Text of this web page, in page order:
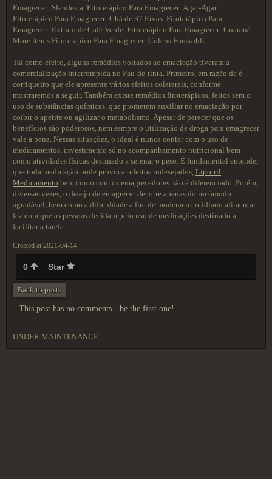
Emagrecer: Slendesta. Fitoterápico Para Emagrecer: Agar-Agar.
Fitoterápico Para Emagrecer: Chá de 37 Ervas. Fitoterápico Para
Emagrecer: Extrato de Café Verde. Fitoterápico Para Emagrecer: Guaraná
More items Fitoterápico Para Emagrecer: Coleus Forskohli.
Tal como efeito, alguns remédios voltados ao emaciação tiveram a
comercialização interrompida no Pau-de-tinta. Primeiro, em razão de é
corriqueiro que ele apresente vários efeitos colaterais, conforme
mostraremos a seguir. Também existe remédios fitoterápicos, feitos sem o
uso de substâncias químicas, que prometem auxiliar no emaciação por
coibir o apetite ou agilizar o metabolismo. Apesar de parecer que os
benefícios são poderosos, nem sempre o utilização de droga para emagrecer
vale a pena. Nessas situações, o ideal é nunca contar com o uso de
medicamentos, investimento só no acompanhamento nutricional bem
como atividades físicas destinado a serenar o peso. É fundamental entender
que toda medicação pode provocar efeitos indesejados, Lipotril
Medicamento bem como com os emagrecedores não é diferenciado. Porém,
diversas vezes, o desejo de emagrecer decorre apenas do incômodo
agradável, bem como a dificuldade a fim de moderar a cotidiano alimentar
faz com que as pessoas decidam pelo uso de medicações destinado a
facilitar a tarefa.
Created at 2021-04-14
0 Star
Back to posts
This post has no comments - be the first one!
UNDER MAINTENANCE